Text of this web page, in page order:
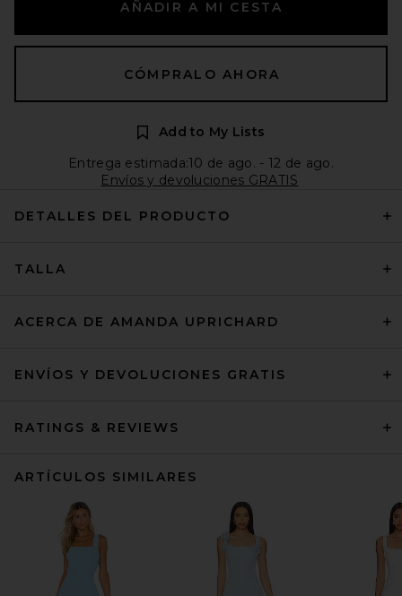
AÑADIR A MI CESTA
CÓMPRALO AHORA
Add to My Lists
Entrega estimada:10 de ago. - 12 de ago.
Envíos y devoluciones GRATIS
DETALLES DEL PRODUCTO
TALLA
ACERCA DE AMANDA UPRICHARD
ENVÍOS Y DEVOLUCIONES GRATIS
RATINGS & REVIEWS
ARTÍCULOS SIMILARES